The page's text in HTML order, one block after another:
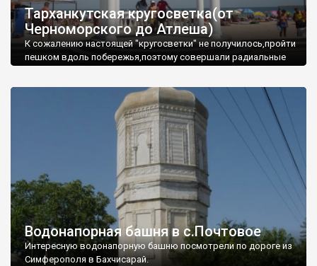
Тарханкутская кругосветка(от
Черноморского до Атлеша)
К сожалению настоящей "кругосветки" не получилось,пройти
пешком вдоль побережья,поэтому совершали радиальные
Водонапорная башня в с.Почтовое
Интересную водонапорную башню посмотрели по дороге из
Симферополя в Бахчисарай.